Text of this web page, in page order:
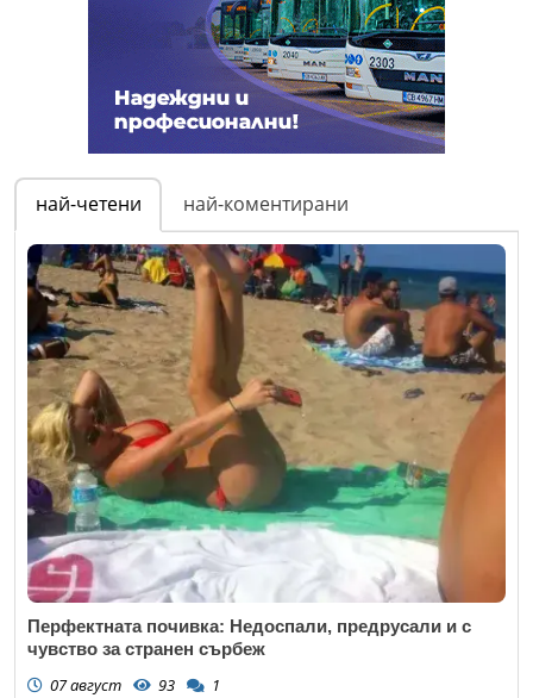
най-четени най-коментирани
Перфектната почивка: Недоспали, предрусали и с
чувство за странен сърбеж
07 август 93 1